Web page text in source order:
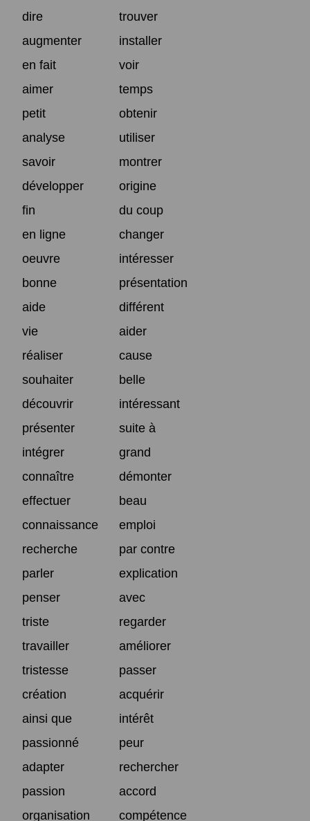
dire
trouver
augmenter
installer
en fait
voir
aimer
temps
petit
obtenir
analyse
utiliser
savoir
montrer
développer
origine
fin
du coup
en ligne
changer
oeuvre
intéresser
bonne
présentation
aide
différent
vie
aider
réaliser
cause
souhaiter
belle
découvrir
intéressant
présenter
suite à
intégrer
grand
connaître
démonter
effectuer
beau
connaissance
emploi
recherche
par contre
parler
explication
penser
avec
triste
regarder
travailler
améliorer
tristesse
passer
création
acquérir
ainsi que
intérêt
passionné
peur
adapter
rechercher
passion
accord
organisation
compétence